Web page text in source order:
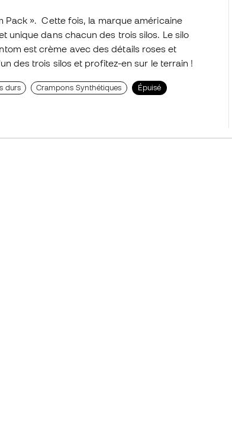
Pack ». Cette fois, la marque américaine
unique dans chacun des trois silos. Le silo
est crème avec des détails roses et
des trois silos et profitez-en sur le terrain !
durs Crampons Synthétiques Épuisé